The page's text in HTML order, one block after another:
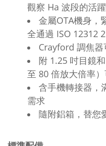
觀察 Ha 波段的活
金屬OTA機身，
全通過 ISO 12312
Crayford 調焦
附 1.25 吋目鏡
至 80 倍放大倍率
含手機轉接器，
需求
隨附鋁箱，替您